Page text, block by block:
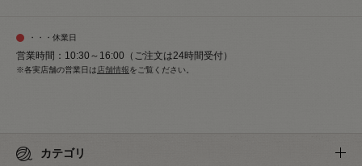
・・・休業日
営業時間：10:30～16:00（ご注文は24時間受付）
※各実店舗の営業日は 店舗情報をご覧ください。
カテゴリ